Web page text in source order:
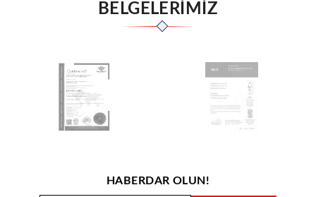
BELGELERİMİZ
HABERDAR OLUN!